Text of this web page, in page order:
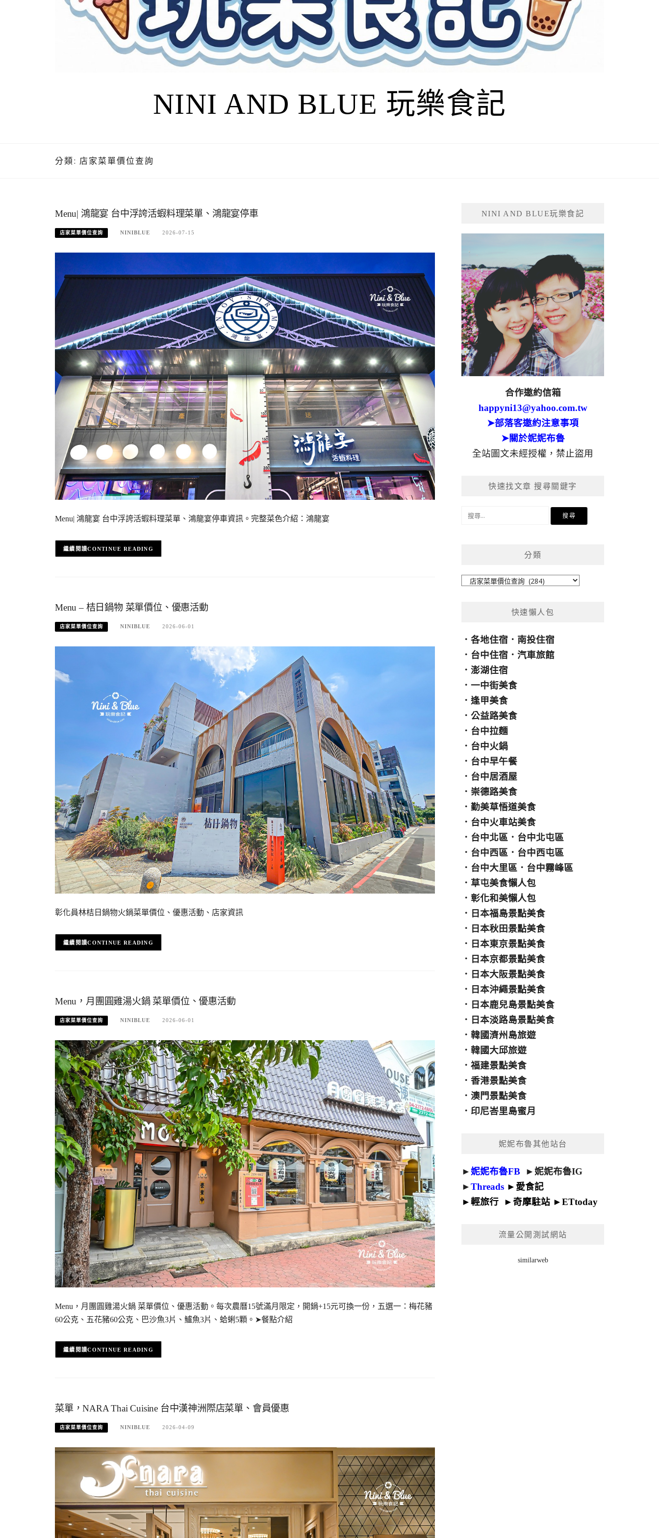
NINI AND BLUE 玩樂食記
分類: 店家菜單價位查詢
Menu| 鴻龍宴 台中浮誇活蝦料理菜單、鴻龍宴停車
店家菜單價位查詢 NINIBLUE 2026-07-15
Menu| 鴻龍宴 台中浮誇活蝦料理菜單、鴻龍宴停車資訊。完整菜色介紹：鴻龍宴
CONTINUE READING
Menu – 桔日鍋物 菜單價位、優惠活動
店家菜單價位查詢 NINIBLUE 2026-06-01
彰化員林桔日鍋物火鍋菜單價位、優惠活動、店家資訊
CONTINUE READING
Menu，月團圓雞湯火鍋 菜單價位、優惠活動
店家菜單價位查詢 NINIBLUE 2026-06-01
Menu，月團圓雞湯火鍋 菜單價位、優惠活動。每次農曆15號滿月限定，開鍋+15元可換一份，五選一：梅花豬
60公克、五花豬60公克、巴沙魚3片、鱸魚3片、蛤蜊5顆。➤餐點介紹
CONTINUE READING
菜單，NARA Thai Cuisine 台中漢神洲際店菜單、會員優惠
店家菜單價位查詢 NINIBLUE 2026-04-09
NINI AND BLUE玩樂食記
合作邀約信箱
happyni13@yahoo.com.tw
➤部落客邀約注意事項
➤關於妮妮布魯
全站圖文未經授權，禁止盜用
快速找文章 搜尋關鍵字
分類
快速懶人包
．各地住宿 ． 南投住宿
． 台中住宿 ．汽車旅館
．澎湖住宿
．一中街美食
．逢甲美食
．公益路美食
． 台中拉麵
． 台中火鍋
． 台中早午餐
． 台中居酒屋
． 崇德路美食
．勤美草悟道美食
． 台中火車站美食
． 台中北區 ． 台中北屯區
． 台中西區 ． 台中西屯區
． 台中大里區 ． 台中霧峰區
． 草屯美食懶人包
．彰化和美懶人包
． 日本福島景點美食
． 日本秋田景點美食
． 日本東京景點美食
． 日本京都景點美食
． 日本大阪景點美食
． 日本沖繩景點美食
． 日本鹿兒島景點美食
． 日本淡路島景點美食
．韓國濟州島旅遊
．韓國大邱旅遊
．福建景點美食
．香港景點美食
．澳門景點美食
． 印尼峇里島蜜月
妮妮布魯其他站台
►妮妮布魯FB ►妮妮布魯IG
►Threads ► 愛食記
►輕旅行 ► 奇摩駐站 ►ETtoday
流量公開測試網站
similarweb